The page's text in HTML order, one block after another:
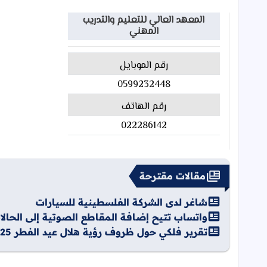
المعهد العالي للتعليم والتدريب
المهني
رقم الموبايل
0599232448
رقم الهاتف
022286142
مقالات مقترحة
شاغر لدى الشركة الفلسطينية للسيارات
واتساب تتيح إضافة المقاطع الصوتية إلى
تقرير فلكي حول ظروف رؤية هلال عيد الفطر 2025